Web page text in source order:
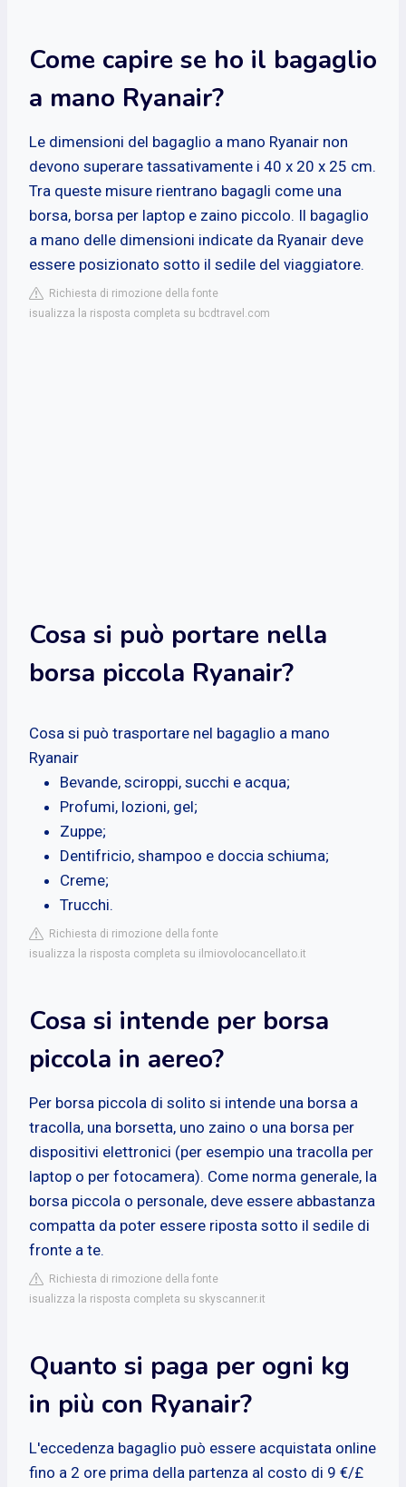
Come capire se ho il bagaglio
a mano Ryanair?
Le dimensioni del bagaglio a mano Ryanair non
devono superare tassativamente i 40 x 20 x 25 cm.
Tra queste misure rientrano bagagli come una
borsa, borsa per laptop e zaino piccolo. Il bagaglio
a mano delle dimensioni indicate da Ryanair deve
essere posizionato sotto il sedile del viaggiatore.
Richiesta di rimozione della fonte
isualizza la risposta completa su bcdtravel.com
Cosa si può portare nella
borsa piccola Ryanair?
Cosa si può trasportare nel bagaglio a mano
Ryanair
Bevande, sciroppi, succhi e acqua;
Profumi, lozioni, gel;
Zuppe;
Dentifricio, shampoo e doccia schiuma;
Creme;
Trucchi.
Richiesta di rimozione della fonte
isualizza la risposta completa su ilmiovolocancellato.it
Cosa si intende per borsa
piccola in aereo?
Per borsa piccola di solito si intende una borsa a
tracolla, una borsetta, uno zaino o una borsa per
dispositivi elettronici (per esempio una tracolla per
laptop o per fotocamera). Come norma generale, la
borsa piccola o personale, deve essere abbastanza
compatta da poter essere riposta sotto il sedile di
fronte a te.
Richiesta di rimozione della fonte
isualizza la risposta completa su skyscanner.it
Quanto si paga per ogni kg
in più con Ryanair?
L'eccedenza bagaglio può essere acquistata online
fino a 2 ore prima della partenza al costo di 9 €/£